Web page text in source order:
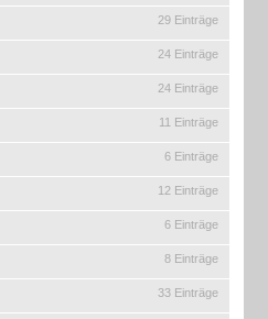
29 Einträge
24 Einträge
24 Einträge
11 Einträge
6 Einträge
12 Einträge
6 Einträge
8 Einträge
33 Einträge